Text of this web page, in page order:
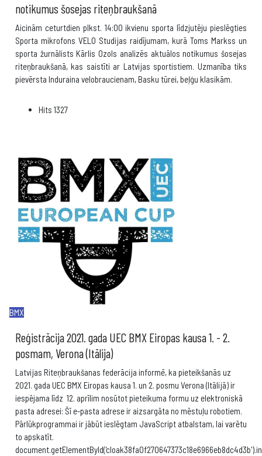
notikumus šosejas riteņbraukšanā
Aicinām ceturtdien plkst. 14:00 ikvienu sporta līdzjutēju pieslēgties
Sporta mikrofons VELO Studijas raidījumam, kurā Toms Markss un
sporta žurnālists Kārlis Ozols analizēs aktuālos notikumus šosejas
riteņbraukšanā, kas saistīti ar Latvijas sportistiem. Uzmanība tiks
pievērsta Induraina velobraucienam, Basku tūrei, beļģu klasikām.
Hits 1327
BMX
Reģistrācija 2021. gada UEC BMX Eiropas kausa 1. - 2.
posmam, Verona (Itālija)
Latvijas Riteņbraukšanas federācija informē, ka pieteikšanās uz
2021. gada UEC BMX Eiropas kausa 1. un 2. posmu Verona (Itālijā) ir
iespējama līdz 12. aprīlim nosūtot pieteikuma formu uz elektroniskā
pasta adresei: Šī e-pasta adrese ir aizsargāta no mēstuļu robotiem.
Pārlūkprogrammai ir jābūt ieslēgtam JavaScript atbalstam, lai varētu
to apskatīt.